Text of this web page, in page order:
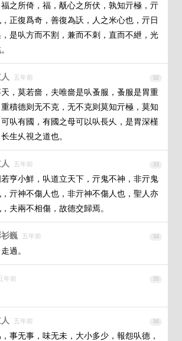
之所倚，福，旤心之所伏，孰知亓極，亓
正復爲奇，善復為訞，人之米心也，亓日
是㕥方而不割，兼而不刺，直而不紲，光
五年前 32
，莫若嗇，夫唯嗇是㕥蚤服，蚤服是胃重
積德则无不克，无不克则莫知亓極，莫知
㕥有國，有國之母可以㕥長乆，是胃深槿
生乆視之道也。
五年前 33
亨小鮮，㕥道立天下，亓鬼不神，非亓鬼
亓神不傷人也，非亓神不傷人也，聖人亦
夫兩不相傷，故德交歸焉。
巍 五年前 34
過。
年前 35
五年前 36
事无事，味无未，大小多少，報怨㕥德，